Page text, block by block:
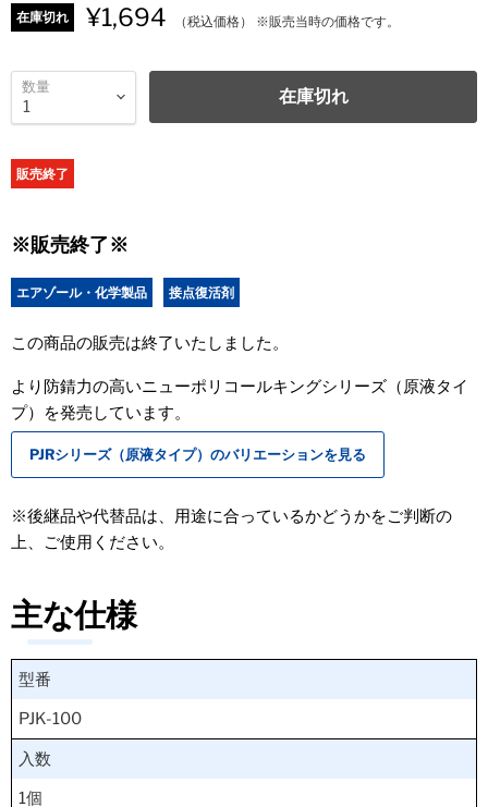
在庫切れ ¥1,694 （税込価格） ※販売当時の価格です。
数量
在庫切れ
販売終了
※販売終了※
エアゾール・化学製品 接点復活剤
この商品の販売は終了いたしました。
より防錆力の高いニューポリコールキングシリーズ（原液タイ
プ）を発売しています。
PJRシリーズ（原液タイプ）のバリエーションを見る
※後継品や代替品は、用途に合っているかどうかをご判断の
上、ご使用ください。
主な仕様
型番
PJK-100
入数
1個